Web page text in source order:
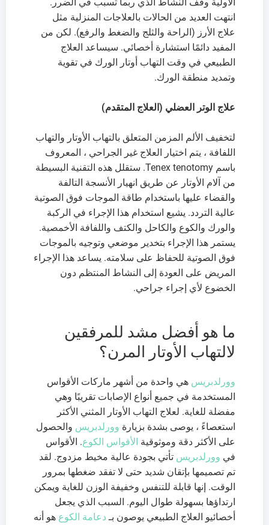
انتهت العديد من الحالات بالعلاجات المنزلية مثل
علاج الأرز (الراحة والثلج والضغط والرفع). لكن من
المفيد دائمًا استشارة أخصائي. سيساعد العلاج
الطبيعي في وقت التهاب أوتار الورك في تقوية
وتمديد منطقة الورك.
علاج الوتر العضلي (العلاج المتقدم)
لتخفيف الألم المزمن المتعلق بالتهاب الأوتار والتهاب
اللفافة ، يتم اختيار العلاج غير الجراحي ، المعروف
باسم Tenex tenotomy. ستقلل هذه التقنية البسيطة
من آلام الأوتار عن طريق انهيار الأنسجة التالفة
والقضاء عليها باستخدام طاقة الموجات فوق الصوتية
عالية التردد. يشيع استخدام هذا الإجراء في الركبة
والورك والكوع والكاحل والكتف واللفافة الأخمصية.
يستمر هذا الإجراء بتخدير موضعي وتوجيه بالموجات
فوق الصوتية للحفاظ على سلامته. يساعد هذا الإجراء
المريض على العودة إلى النشاط المنتظم دون
الخضوع لأي إجراء جراحي.
ما هو أفضل مشد للمرفقين
لالتهاب الأوتار المرن؟
وورلدبريس هي واحدة من أشهر ماركات الأقواس
المستخدمة في جميع أنواع الإصابات تقريبًا وهي
مفضلة للغاية. لعلاج التهاب الأوتار المثني الأكثر
استعصاءً ، يوصى بشدة بزيارة وورلدبريس والحصول
على الأكثر دقة وموثوقية الأقواس الكوع. الأقواس
في وورلدبريس تأتي بجودة عالية مخيط مزدوج. لقد
تم تصميمها بإتقان شديد حتى لا تفقد ضغطها بمرور
الوقت. إنها قابلة للتنفس وخفيفة الوزن للغاية ويمكن
ارتداؤها بسهولة طوال اليوم. السبب الذي يجعل
أخصائيو العلاج الطبيعي يوصون بـ دعامة الكوع هو أنه